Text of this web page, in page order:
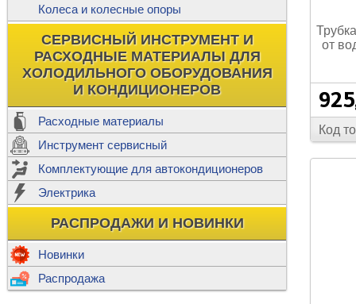
Прочее
Колеса и колесные опоры
Колеса
СЕРВИСНЫЙ ИНСТРУМЕНТ И
РАСХОДНЫЕ МАТЕРИАЛЫ ДЛЯ
ХОЛОДИЛЬНОГО ОБОРУДОВАНИЯ
И КОНДИЦИОНЕРОВ
Расходные материалы
Инструмент сервисный
Комплектующие для автокондиционеров
Электрика
РАСПРОДАЖИ И НОВИНКИ
Новинки
Распродажа
от
Код